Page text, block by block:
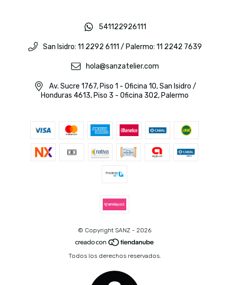
541122926111
San Isidro: 11 2292 6111 / Palermo: 11 2242 7639
hola@sanzatelier.com
Av. Sucre 1767, Piso 1 - Oficina 10, San Isidro /
Honduras 4613, Piso 3 - Oficina 302, Palermo
© Copyright SANZ - 2026
Todos los derechos reservados.